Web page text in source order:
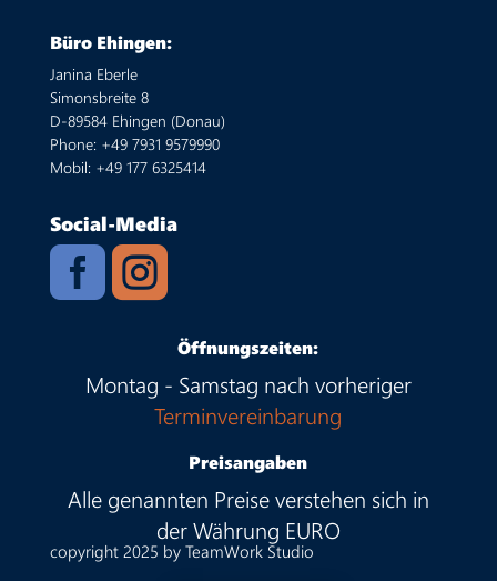
Büro Ehingen:
Janina Eberle
Simonsbreite 8
D-89584 Ehingen (Donau)
Phone: +49 7931 9579990
Mobil: +49 177 6325414
Social-Media

Öffnungszeiten:
Montag - Samstag nach vorheriger
Terminvereinbarung
Preisangaben
Alle genannten Preise verstehen sich in
der Währung EURO
copyright 2025 by TeamWork Studio